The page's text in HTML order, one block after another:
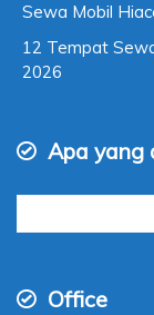
Sewa Mobil
12 Tempat
2026
Apa yang
Cari
Office